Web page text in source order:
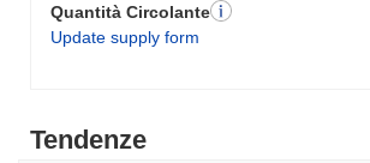
Quantità Circolante
Update supply form
Tendenze